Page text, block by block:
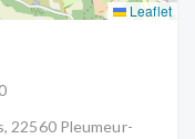
Leaflet
22560 Pleumeur-